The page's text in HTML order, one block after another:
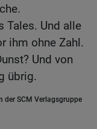
Tales. Und alle
ihm ohne Zahl.
Und von
übrig.
der SCM Verlagsgruppe